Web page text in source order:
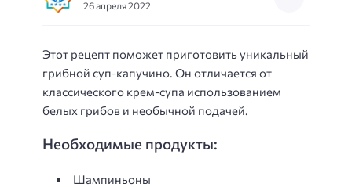
26 апреля 2022
Этот рецепт поможет приготовить уникальный
грибной суп-капучино. Он отличается от
классического крем-супа использованием
белых грибов и необычной подачей.
Необходимые продукты:
Шампиньоны